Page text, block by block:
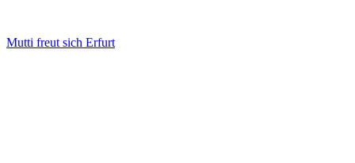
Mutti freut sich Erfurt